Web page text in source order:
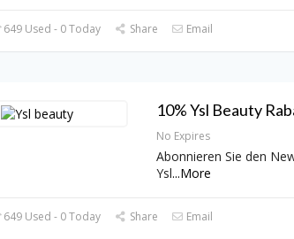
649 Used - 0 Today Share Email
10% Ysl Beauty
No Expires
Abonnieren Sie den
Ysl...More
649 Used - 0 Today Share Email